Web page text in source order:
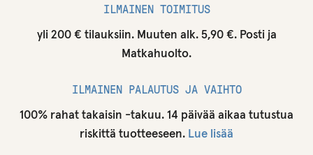
ILMAINEN TOIMITUS
yli 200 € tilauksiin. Muuten alk. 5,90 €. Posti ja
Matkahuolto.
ILMAINEN PALAUTUS JA VAIHTO
100% rahat takaisin -takuu. 14 päivää aikaa tutustua
riskittä tuotteeseen. Lue lisää